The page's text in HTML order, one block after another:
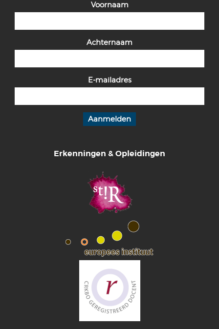
Voornaam
Achternaam
E-mailadres
Erkenningen & Opleidingen